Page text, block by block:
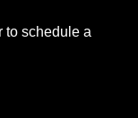
to schedule a